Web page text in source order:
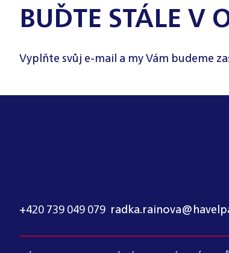
BUĎTE STÁLE V
Vyplňte svůj e-mail a my Vám budeme
+420 739 049 079